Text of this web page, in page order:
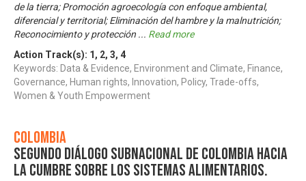
de la tierra; Promoción agroecología con enfoque ambiental,
diferencial y territorial; Eliminación del hambre y la malnutrición;
Reconocimiento y protección ... Read more
Action Track(s): 1 , 2, 3, 4
Keywords: Data & Evidence, Environment and Climate, Finance,
Governance, Human rights, Innovation, Policy, Trade-offs,
Women & Youth Empowerment
Colombia
Segundo Diálogo Subnacional de Colombia hacia
la Cumbre sobre los Sistemas Alimentarios.